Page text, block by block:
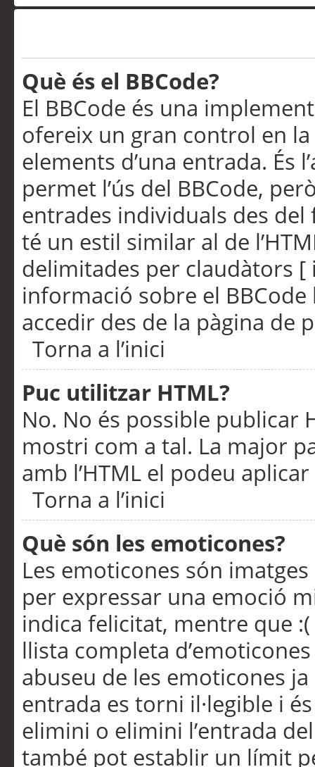
Què és el BBCode?
El BBCode és una
ofereix un gran control en
elements d’una entrada. És
permet l’ús del BBCode,
entrades individuals des
té un estil similar al de
delimitades per claudàtors [
informació sobre el
accedir des de la pàgina de
Torna a l’inici
Puc utilitzar HTML?
No. No és possible publicar
mostri com a tal. La major
amb l’HTML el podeu
Torna a l’inici
Què són les emoticones?
Les emoticones són
per expressar una emoció
indica felicitat, mentre que
llista completa
abuseu de les emoticones
entrada es torni il·legible i
elimini o elimini l’entrada
també pot establir un límit